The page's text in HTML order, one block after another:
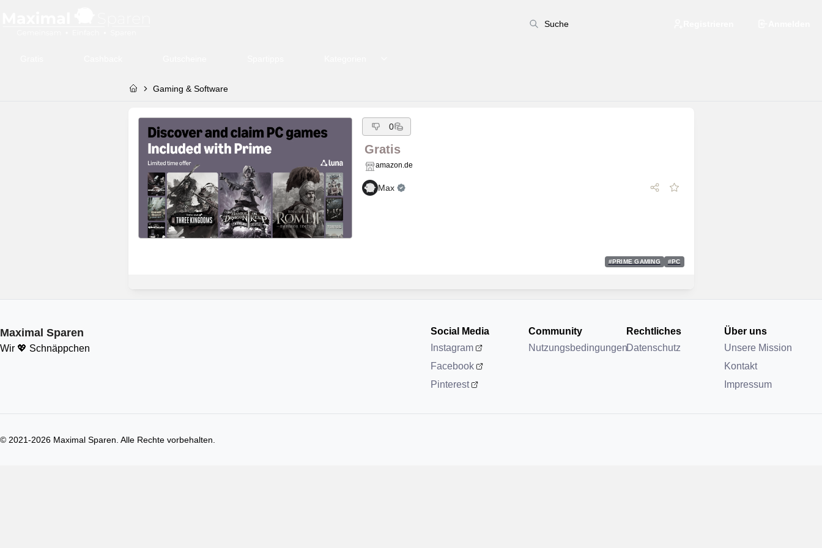
Gaming & Software
0
Gratis
amazon.de
Max
#PRIME GAMING #PC
Maximal Sparen
Wir 💖 Schnäppchen
Social Media
Instagram
Facebook
Pinterest
Community
Nutzungsbedingungen
Rechtliches
Datenschutz
Über uns
Unsere Mission
Kontakt
Impressum
© 2021-2026 Maximal Sparen. Alle Rechte vorbehalten.